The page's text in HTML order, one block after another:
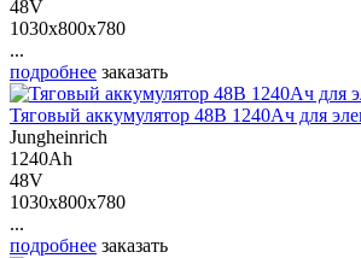
48V
1030x800x780
...
подробнее заказать
Тяговый аккумулятор 48В 1240Ач для
Jungheinrich
1240Ah
48V
1030x800x780
...
подробнее заказать